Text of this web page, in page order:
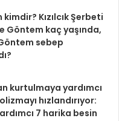
Kızılcık Şerbeti
Göntem kaç yaşında,
sebep
kurtulmaya yardımcı
hızlandırıyor:
7 harika besin